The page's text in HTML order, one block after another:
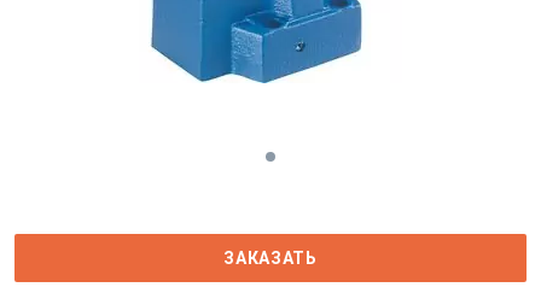
ЗАКАЗАТЬ